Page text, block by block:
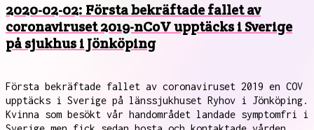
2020-02-02: Första bekräftade fallet av
coronaviruset 2019-nCoV upptäcks i Sverige
på sjukhus i Jönköping
Första bekräftade fallet av coronaviruset 2019 en COV
upptäcks i Sverige på länssjukhuset Ryhov i Jönköping.
Kvinna som besökt vår handområdet landade symptomfri i